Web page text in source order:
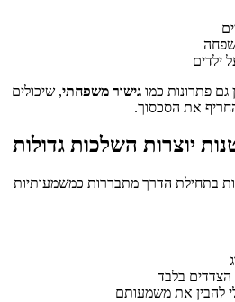
ילדים
גם פתרונות כמו גישור משפחתי, שיכולים
את הסכסוך.
יוצרות השלכות גדולות
בתחילת הדרך מתבררות כמשמעותיות
בלבד
להבין את משמעותם